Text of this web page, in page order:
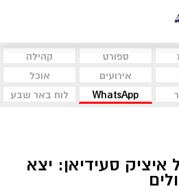
ספורט
קהילה
אירועים
אוכל
WhatsApp לוח באר שבע
איציק סעידיאן: יצא